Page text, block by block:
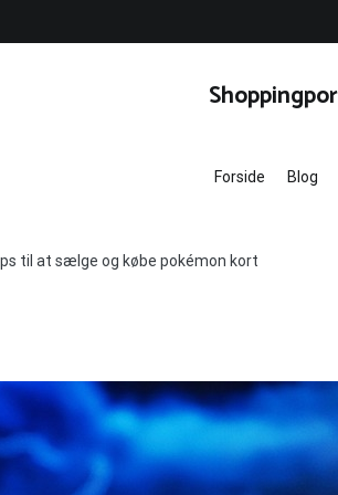
Forside Blog
til at sælge og købe pokémon kort